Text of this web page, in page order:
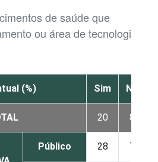
de saúde que
ou área de tecnologia
(%) Sim Não
20 80
Público 28 72